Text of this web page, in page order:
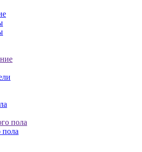
пола
пола